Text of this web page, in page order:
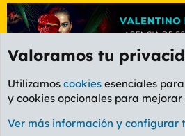
Etiquetas
Cookies
PL OLDSTYLE
Valoramos tu
Utilizamos cookies esenciales
y cookies opcionales para
Ver más información y configurar